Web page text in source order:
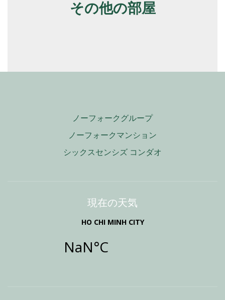
その他の部屋
ノーフォークグループ
ノーフォークマンション
シックスセンシズ コンダオ
現在の天気